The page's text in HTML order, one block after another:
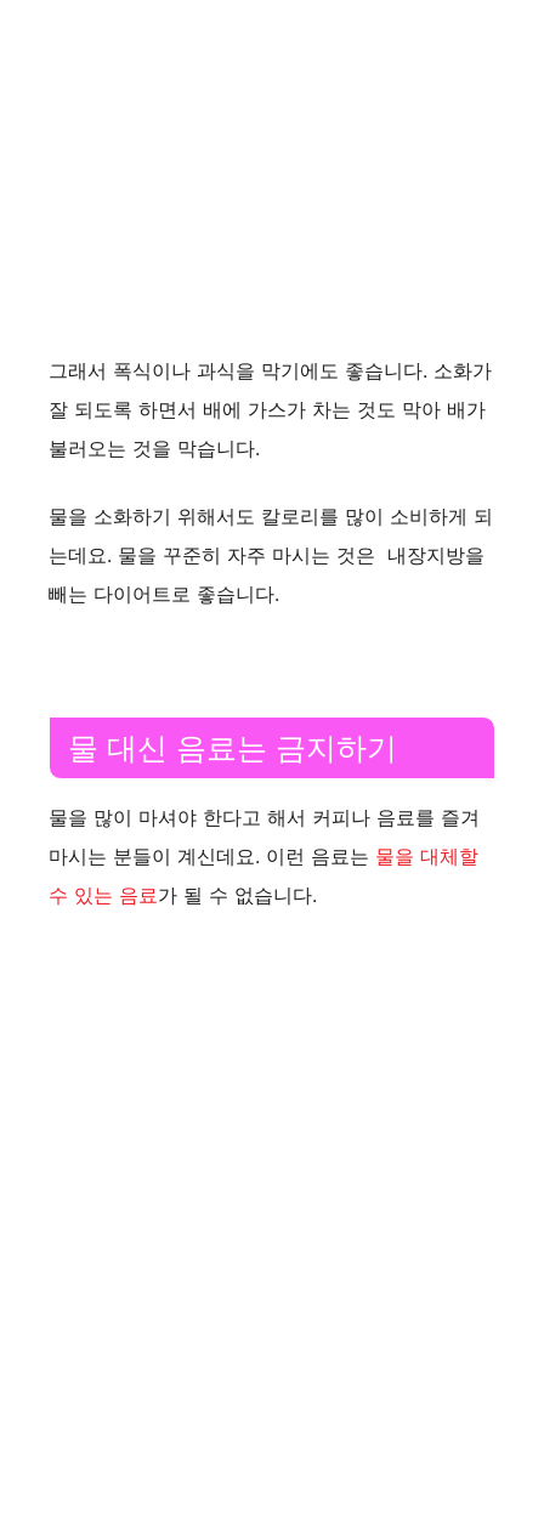
그래서 폭식이나 과식을 막기에도 좋습니다. 소화가
잘 되도록 하면서 배에 가스가 차는 것도 막아 배가
불러오는 것을 막습니다.
물을 소화하기 위해서도 칼로리를 많이 소비하게 되
는데요. 물을 꾸준히 자주 마시는 것은 내장지방을
빼는 다이어트로 좋습니다.
물 대신 음료는 금지하기
물을 많이 마셔야 한다고 해서 커피나 음료를 즐겨
마시는 분들이 계신데요. 이런 음료는 물을 대체할
수 있는 음료가 될 수 없습니다.